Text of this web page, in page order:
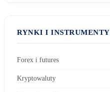
RYNKI I INSTRUMENTY
Forex i futures
Kryptowaluty